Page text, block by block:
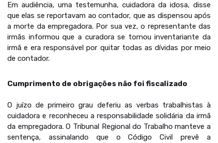
Em audiência, uma testemunha, cuidadora da idosa, disse
que elas se reportavam ao contador, que as dispensou após
a morte da empregadora. Por sua vez, o representante das
irmãs informou que a curadora se tornou inventariante da
irmã e era responsável por quitar todas as dívidas por meio
de contador.
Cumprimento de obrigações não foi fiscalizado
O juízo de primeiro grau deferiu as verbas trabalhistas à
cuidadora e reconheceu a responsabilidade solidária da irmã
da empregadora. O Tribunal Regional do Trabalho manteve a
sentença, assinalando que o Código Civil prevê a